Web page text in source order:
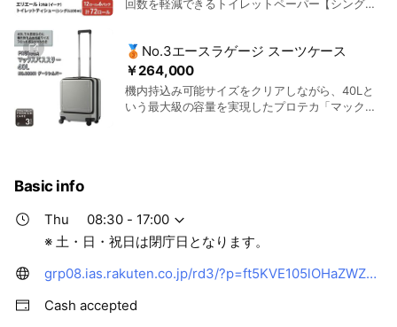
けまで2～3ヵ月かかる場合がございますので、あ
回数を軽減できるトイレットペーパー【シング
期(11～12月)につきましては、入金確認後お届け
まで2～3ヵ月かかる場合がございますので、あら
かじめご了承願います。
￥264,000
🥉No.3エースラゲージ スーツケース
機内持込み可能サイズをクリアしながら、40Lと
いう最大級の容量を実現したプロテカ「マックス
分にその効果を発揮します。 ※2023年5月より発
送開始
Basic info
Thu
08:30 - 17:00
※ 土・日・祝日は閉庁日となります。
grp08.ias.rakuten.co.jp/rd3/?p=ft5KVE105lOHaZWZm6msWsUSuUZf9VXmn2TmrUDxrOzXiJF9dlD6rAdRFAYPs7_R&r=WuR8qfrs7r5EF5jbn0iqTONIVbdKuaiXOfXZn4EaEj1HrlvQiys1XgwGaAMs_jjl&s=2FKLnbpl5Z4&scid=we_ich_rsnsline_370006&openExternalBrowser=1
Cash accepted